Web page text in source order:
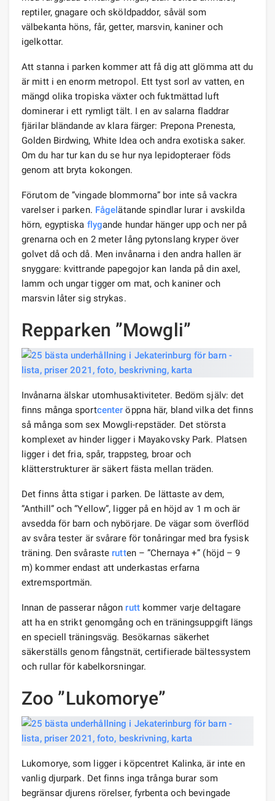
reptiler, gnagare och sköldpaddor, såväl som
välbekanta höns, får, getter, marsvin, kaniner och
igelkottar.
Att stanna i parken kommer att få dig att glömma att du
är mitt i en enorm metropol. Ett tyst sorl av vatten, en
mängd olika tropiska växter och fuktmättad luft
dominerar i ett rymligt tält. I en av salarna fladdrar
fjärilar bländande av klara färger: Prepona Prenesta,
Golden Birdwing, White Idea och andra exotiska saker.
Om du har tur kan du se hur nya lepidopteraer föds
genom att bryta kokongen.
Förutom de ”vingade blommorna” bor inte så vackra
varelser i parken. Fågelätande spindlar lurar i avskilda
hörn, egyptiska flygande hundar hänger upp och ner på
grenarna och en 2 meter lång pytonslang kryper över
golvet då och då. Men invånarna i den andra hallen är
snyggare: kvittrande papegojor kan landa på din axel,
lamm och ungar tigger om mat, och kaniner och
marsvin låter sig strykas.
Repparken ”Mowgli”
Invånarna älskar utomhusaktiviteter. Bedöm själv: det
finns många sportcenter öppna här, bland vilka det finns
så många som sex Mowgli-repstäder. Det största
komplexet av hinder ligger i Mayakovsky Park. Platsen
ligger i det fria, spår, trappsteg, broar och
klätterstrukturer är säkert fästa mellan träden.
Det finns åtta stigar i parken. De lättaste av dem,
”Anthill” och ”Yellow”, ligger på en höjd av 1 m och är
avsedda för barn och nybörjare. De vägar som överflöd
av svåra tester är svårare för tonåringar med bra fysisk
träning. Den svåraste rutten – ”Chernaya +” (höjd – 9
m) kommer endast att underkastas erfarna
extremsportmän.
Innan de passerar någon ruttkommer varje deltagare
att ha en strikt genomgång och en träningsuppgift längs
en speciell träningsväg. Besökarnas säkerhet
säkerställs genom fångstnät, certifierade bältessystem
och rullar för kabelkorsningar.
Zoo ”Lukomorye”
Lukomorye, som ligger i köpcentret Kalinka, är inte en
vanlig djurpark. Det finns inga trånga burar som
begränsar djurens rörelser, fyrbenta och bevingade